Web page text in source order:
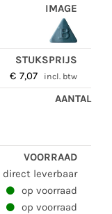
€ 7,07 incl. btw
direct leverbaar
op voorraad
op voorraad